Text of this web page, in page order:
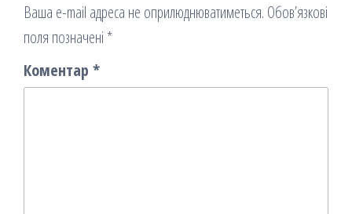
Ваша e-mail адреса не оприлюднюватиметься. Обов’язкові
поля позначені *
Коментар *